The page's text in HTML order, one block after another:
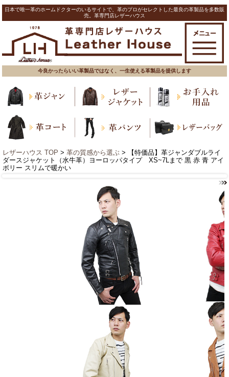
日本で唯一革のホームドクターのいるサイトで、革のプロがセレクトした最良の革製品を多数販
売。革専門店レザーハウス
今良かったらいい革製品ではなく、一生使える革製品を提供します
レザーハウス TOP > 革の質感から選ぶ > 【特価品】革ジャンダブルライ
ダースジャケット（水牛革）ヨーロッパタイプ XS~7Lまで 黒 赤 青 アイ
ボリー スリムで暖かい